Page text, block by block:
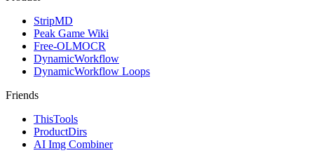
StripMD
Peak Game Wiki
Free-OLMOCR
DynamicWorkflow
DynamicWorkflow Loops
Friends
ThisTools
ProductDirs
AI Img Combiner